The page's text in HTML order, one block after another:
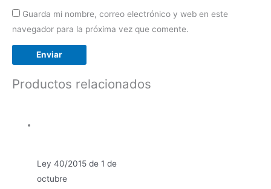
Guarda mi nombre, correo electrónico y web en este
navegador para la próxima vez que comente.
Productos relacionados
Ley 40/2015 de 1 de
octubre